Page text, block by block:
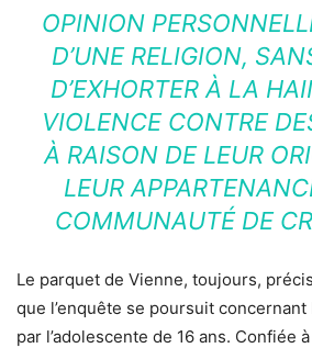
OPINION
D’UNE RELIGION,
D’EXHORTER À LA
VIOLENCE CONTRE
À RAISON DE LEUR
LEUR
COMMUNAUTÉ DE
Le parquet de Vienne, toujours,
que l’enquête se poursuit
par l’adolescente de 16 ans. Confiée